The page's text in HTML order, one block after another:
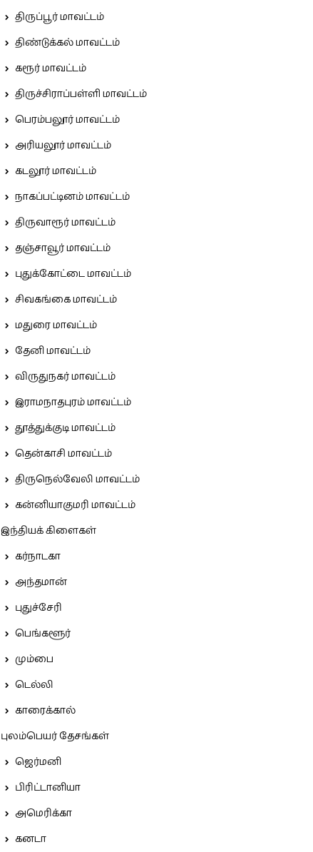
திருப்பூர் மாவட்டம்
திண்டுக்கல் மாவட்டம்
கரூர் மாவட்டம்
திருச்சிராப்பள்ளி மாவட்டம்
பெரம்பலூர் மாவட்டம்
அரியலூர் மாவட்டம்
கடலூர் மாவட்டம்
நாகப்பட்டினம் மாவட்டம்
திருவாரூர் மாவட்டம்
தஞ்சாவூர் மாவட்டம்
புதுக்கோட்டை மாவட்டம்
சிவகங்கை மாவட்டம்
மதுரை மாவட்டம்
தேனி மாவட்டம்
விருதுநகர் மாவட்டம்
இராமநாதபுரம் மாவட்டம்
தூத்துக்குடி மாவட்டம்
தென்காசி மாவட்டம்
திருநெல்வேலி மாவட்டம்
கன்னியாகுமரி மாவட்டம்
இந்தியக் கிளைகள்
கர்நாடகா
அந்தமான்
புதுச்சேரி
பெங்களூர்
மும்பை
டெல்லி
காரைக்கால்
புலம்பெயர் தேசங்கள்
ஜெர்மனி
பிரிட்டானியா
அமெரிக்கா
கனடா